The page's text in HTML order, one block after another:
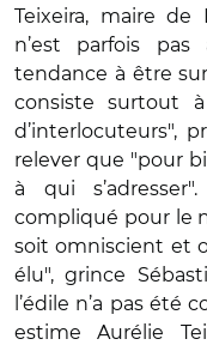
Teixeira, maire de
n’est parfois
tendance à être
consiste surtout
d’interlocuteurs",
relever que "pour
à qui
compliqué pour le
soit omniscient et
élu", grince
l’édile n’a pas été
estime Aurélie